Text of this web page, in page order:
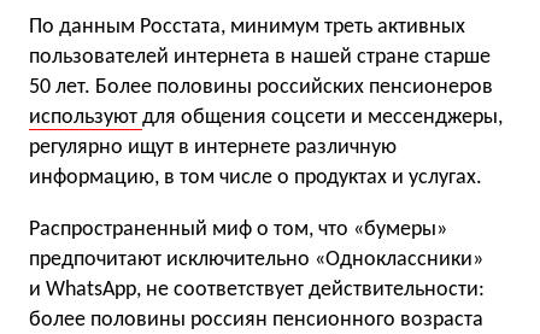
По данным Росстата, минимум треть активных
пользователей интернета в нашей стране старше
50 лет. Более половины российских пенсионеров
используют для общения соцсети и мессенджеры,
регулярно ищут в интернете различную
информацию, в том числе о продуктах и услугах.
Распространенный миф о том, что «бумеры»
предпочитают исключительно «Одноклассники»
и WhatsApp, не соответствует действительности:
более половины россиян пенсионного возраста